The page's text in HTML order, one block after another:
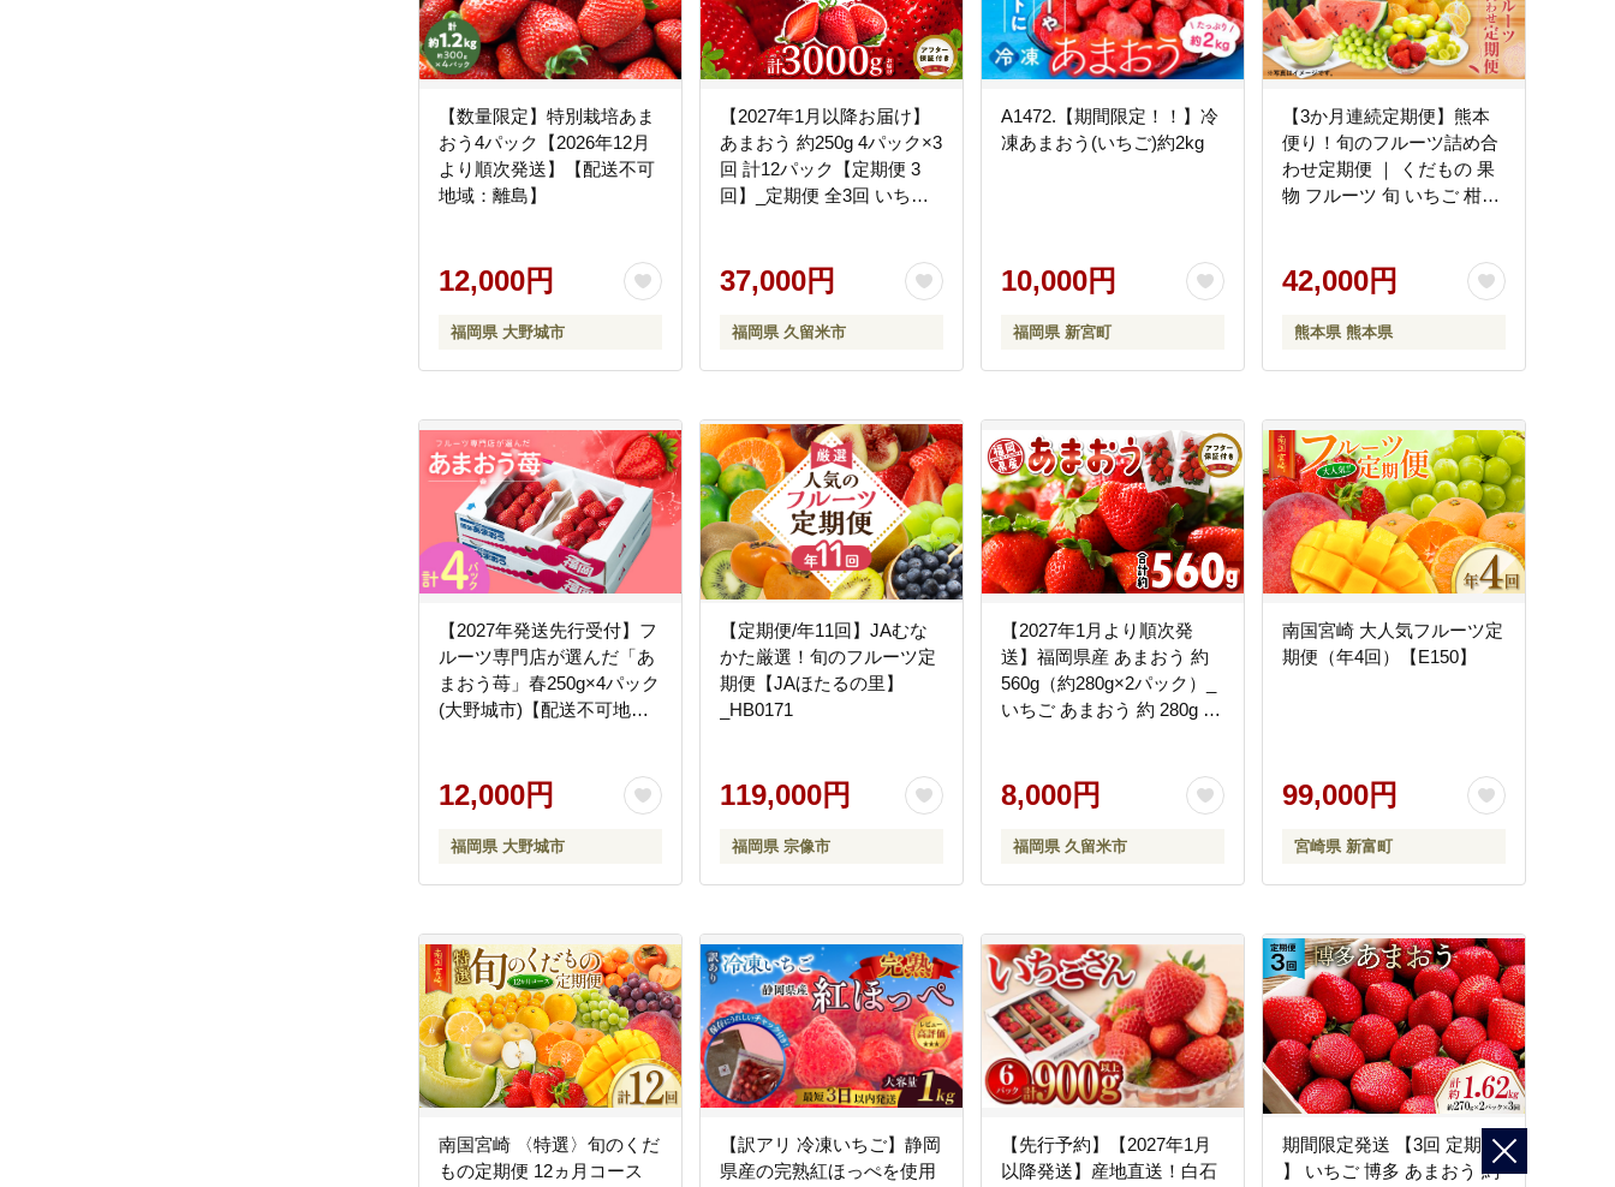
【数量限定】特別栽培あま
おう4パック【2026年12月
より順次発送】【配送不可
地域：離島】
12,000円
福岡県 大野城市
【2027年1月以降お届け】
あまおう 約250g 4パック×3
回 計12パック【定期便 3
回】_定期便 全3回 いちご
甘い 濃厚 ブランド苺 果物
フルーツ ストロべリー ス
イーツ パフェ ショートケ
_Fi301
37,000円
福岡県 久留米市
A1472.【期間限定！！】冷
凍あまおう(いちご)約2kg
10,000円
福岡県 新宮町
【3か月連続定期便】熊本
便り！旬のフルーツ詰め合
わせ定期便 ｜ くだもの 果
物 フルーツ 旬 いちご 柑橘
柿 熊本県
42,000円
熊本県 熊本県
【2027年発送先行受付】フ
ルーツ専門店が選んだ「あ
まおう苺」春250g×4パック
(大野城市)【配送不可地
12,000円
福岡県 大野城市
【定期便/年11回】JAむな
かた厳選！旬のフルーツ定
期便【JAほたるの里】
_HB0171
119,000円
福岡県 宗像市
【2027年1月より順次発
送】福岡県産 あまおう 約
560g（約280g×2パック）_
いちご あまおう 約 280g ×
さ 果汁 スイーツサンド パ
フェ ショートケーキ 旬 果
物 フルーツ スイーツ おや
8,000円
福岡県 久留米市
南国宮崎 大人気フルーツ定
期便（年4回）【E150】
99,000円
宮崎県 新富町
南国宮崎 〈特選〉旬のくだ
もの定期便 12ヵ月コース
【訳アリ 冷凍いちご】静岡
県産の完熟紅ほっぺを使用
【先行予約】【2027年1月
以降発送】産地直送！白石
期間限定発送 【3回 定期便
】 いちご 博多 あまおう 約